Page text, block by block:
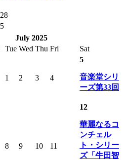
28
5
July 2025
Tue Wed Thu Fri Sat
1 2 3 4
5
音楽堂シリ
ーズ第33回
8 9 10 11
12
華麗なるコ
ンチェル
ト・シリー
ズ「牛田智